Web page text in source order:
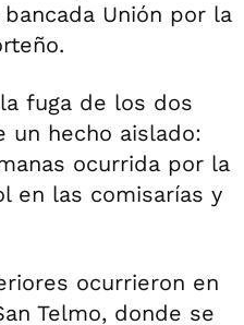
Unión por la
fuga de los dos
un hecho aislado:
ocurrida por la
en las comisarías y
ocurrieron en
Telmo, donde se